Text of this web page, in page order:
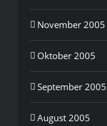
November 2005
Oktober 2005
September 2005
August 2005